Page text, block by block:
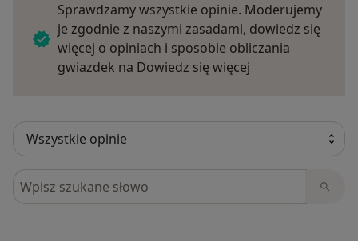
Sprawdzamy wszystkie opinie. Moderujemy
je zgodnie z naszymi zasadami, dowiedz się
więcej o opiniach i sposobie obliczania
gwiazdek na Dowiedz się więcej
Szukaj w opiniach